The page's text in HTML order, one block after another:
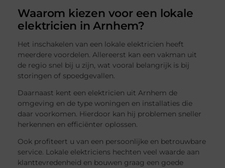
Waarom kiezen voor een lokale
elektricien in Arnhem?
Het inschakelen van een lokale elektricien heeft
meerdere voordelen. Allereerst kan een vakman uit
de regio snel bij u zijn, wat vooral belangrijk is bij
storingen of spoedgevallen.
Daarnaast kent een elektricien uit Arnhem de
omgeving en de type woningen en installaties die
daar voorkomen. Hierdoor kan hij problemen sneller
herkennen en efficiënter oplossen.
Ook profiteert u van een persoonlijke en betrouwbare
service. Lokale elektriciens hechten veel waarde aan
klanttevredenheid en bouwen graag een goede